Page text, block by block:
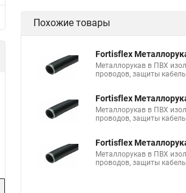
Похожие товары
Fortisflex
Металлорукав в ПВХ
проводов, защиты
Fortisflex
Металлорукав в ПВХ
проводов, защиты
Fortisflex
Металлорукав в ПВХ
проводов, защиты